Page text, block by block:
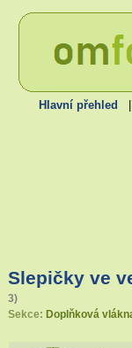
Hlavní přehled
Slepičky ve
3)
Sekce: Doplňková